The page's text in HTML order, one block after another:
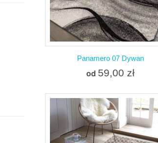
Panamero 07 Dywan
od 59,00 zł
Więcej
W magazynie